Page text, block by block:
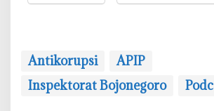
Antikorupsi
APIP
Inspektorat Bojonegoro